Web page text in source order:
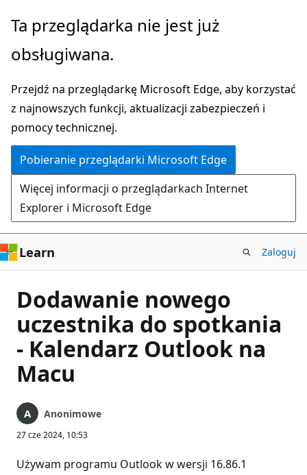
Przejdź
głównej
Ta przeglądarka nie jest już
obsługiwana.
Przejdź na przeglądarkę Microsoft Edge, aby korzystać
z najnowszych funkcji, aktualizacji zabezpieczeń i
pomocy technicznej.
Pobieranie przeglądarki Microsoft Edge
Więcej informacji o przeglądarkach Internet
Explorer i Microsoft Edge
Learn Zaloguj
Dodawanie nowego
uczestnika do spotkania
- Kalendarz Outlook na
Macu
Anonimowe
27 cze 2024, 10:53
Używam programu Outlook w wersji 16.86.1